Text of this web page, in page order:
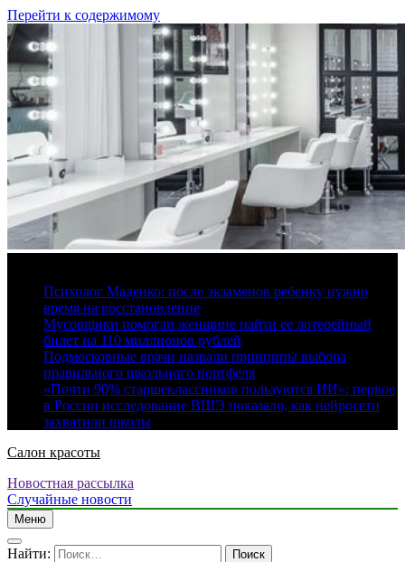
Перейти к содержимому
Психолог Маденко: после экзаменов ребенку нужно
время на восстановление
Мусорщики помогли женщине найти ее лотерейный
билет на 110 миллионов рублей
Подмосковные врачи назвали принципы выбора
правильного школьного портфеля
«Почти 90% старшеклассников пользуются ИИ»: первое
в России исследование ВШЭ показало, как нейросети
захватили школы
Салон красоты
Новостная рассылка
Случайные новости
Меню
Найти: